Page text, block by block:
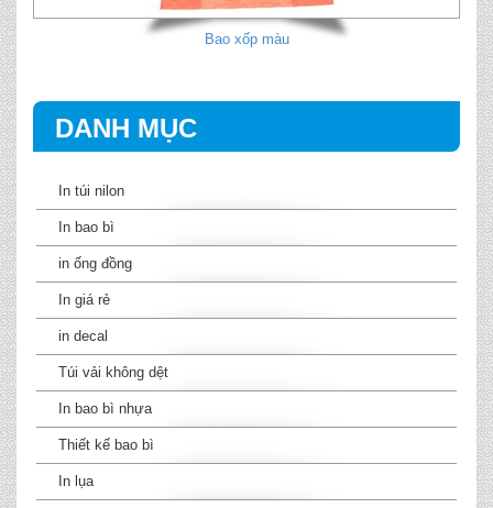
DANH MỤC
In túi nilon
In bao bì
in ống đồng
In giá rẻ
in decal
Túi vải không dệt
In bao bì nhựa
Thiết kế bao bì
In lụa
Bao xốp màu